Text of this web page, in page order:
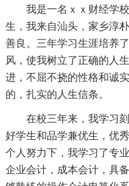
我是一名ｘｘ财经学
生，我来自汕头，家乡淳
善良。三年学习生涯培养
风，使我树立了正确的人
进，不屈不挠的性格和诚
的，扎实的人生信条。
在校三年来，我学习
好学生和品学兼优生，优
个人努力下，我学习了专
企业会计，成本会计，具